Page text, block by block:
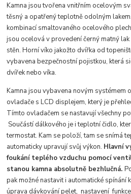
Kamna jsou tvořena vnitřním ocelovým
těsný a opatřený teplotně odolným
kombinací smaltovaného ocelového
jsou ocelová v provedení černý matný
stěn. Horní víko jakožto dvířka od
vybavena bezpečnostní pojistkou, která
dvířek nebo víka.
Kamna jsou vybavena novým systémem
ovladače s LCD displejem, který je
Tímto ovladačem se nastavují všechny
Součástí dálkového je i teplotní čidlo,
termostat. Kam se položí, tam se snímá
automaticky upravují svůj výkon. Hlavní
foukání teplého vzduchu pomocí
stanou kamna absolutně bezhlučná.
pak možné nastavit i automatické spínání
úprava dávkování pelet, nastavení